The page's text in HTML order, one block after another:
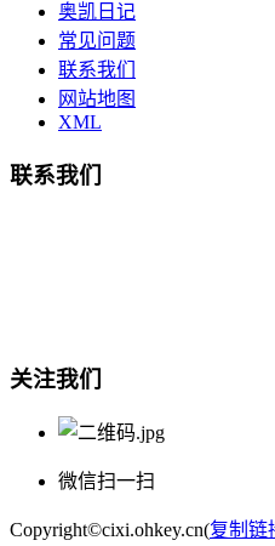
奥凯日记
常见问题
联系我们
网站地图
XML
联系我们
关注我们
微信扫一扫
Copyright©cixi.ohkey.cn(复制链